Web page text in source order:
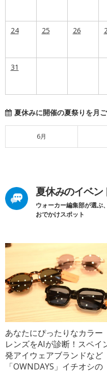
24 25 26
31
夏休みに開催の夏祭りを月
6月
夏休みのイベン
ウォーカー編集部が選ぶ
おでかけスポット
あなたにぴったりなカラー
レンズをAIが診断！スペイ
発アイウェアブランドなど
「OWNDAYS」イチオシの